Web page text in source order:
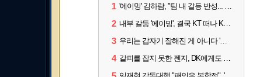
1 '에이밍' 김하람, "팀 내 갈등 반성... 끝까지 뛰고 싶었다"
2 내부 갈등 '에이밍', 결국 KT 떠나 KRX로...'지우'와 트레이드
3 우리는 갑자기 잘해진 게 아니다 '씨맥' 김대호 감독의 자신감
4 갈피를 잡지 못한 젠지, DK에게도 0:2 패배